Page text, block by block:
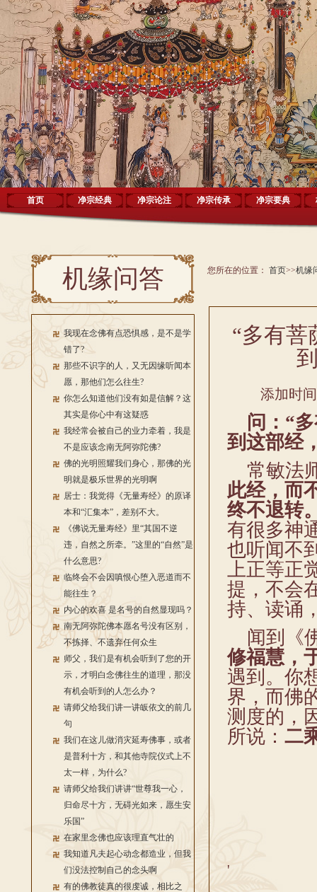
首页 净宗经典 净宗论注 净宗传承 净宗要典
机缘问答
我现在念佛有点恐惧感，是不是学
错了?
那些不识字的人，又无因缘听闻本
愿，那他们怎么往生?
你怎么知道他们没有如是信解？这
其实是你心中有这疑惑
我经常会被自己的业力牵着，我是
不是应该念南无阿弥陀佛?
佛的光明照耀我们身心，那佛的光
明就是极乐世界的光明啊
居士：我觉得《无量寿经》的原译
本和“汇集本”，差别不大。
《佛说无量寿经》里“其国不逆
违，自然之所牵。”这里的“自然”是
什么意思?
临终会不会因嗔恨心堕入恶道而不
能往生？
内心的欢喜 是名号的自然显现吗？
南无阿弥陀佛本愿名号没有区别，
不拣择、不遗弃任何众生
师父，我们是有机会听到了您的开
示，才明白念佛往生的道理，那没
有机会听到的人怎么办？
请师父给我们讲一讲皈依文的前几
句
我们在这儿做消灾延寿佛事，或者
是普利十方，和其他寺院仪式上不
太一样，为什么?
请师父给我们讲讲“世尊我一心，
归命尽十方，无碍光如来，愿生安
乐国”
在家里念佛也应该理直气壮的
我知道凡夫起心动念都造业，但我
们没法控制自己的念头啊
有的佛教徒真的很虔诚，相比之
您所在的位置： 首页>>机缘
“多有菩
添加时
问：“多
到这部经
常敏法
此经，而
终不退转
有很多神
也听闻不
上正等正
提，不会
持、读诵
闻到《
修福慧，
遇到。你
界，而佛
测度的，
所说： 二
'